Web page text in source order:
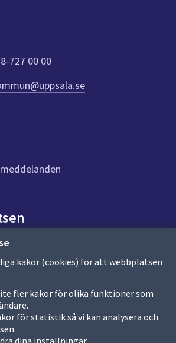
kakor (cookies) för att webbplatsen
fler kakor för olika funktioner som
för statistik så vi kan analysera och
dina inställningar.
727 00 00
och diarium